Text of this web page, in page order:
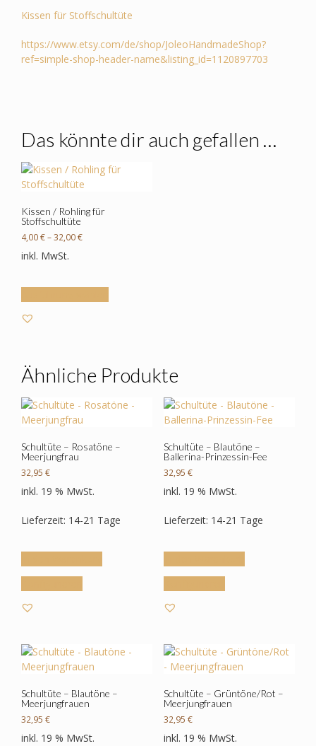
Kissen für Stoffschultüte
https://www.etsy.com/de/shop/JoleoHandmadeShop?
ref=simple-shop-header-name&listing_id=1120897703
Das könnte dir auch gefallen …
Kissen / Rohling für
Stoffschultüte
4,00€–32,00€
inkl. MwSt.
Dieses
Produkt
Die
können
Produktseite
Ähnliche Produkte
Schultüte – Rosatöne –
Meerjungfrau
32,95 €
inkl. 19 % MwSt.
Lieferzeit: 14-21 Tage
Schultüte – Blautöne –
Ballerina-Prinzessin-Fee
32,95 €
inkl. 19 % MwSt.
Lieferzeit: 14-21 Tage
Schultüte – Blautöne –
Meerjungfrauen
32,95 €
inkl. 19 % MwSt.
Schultüte – Grüntöne/Rot –
Meerjungfrauen
32,95 €
inkl. 19 % MwSt.